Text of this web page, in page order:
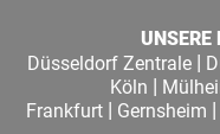
UNSERE
Düsseldorf Zentrale|
Köln |
Frankfurt | Gernsheim |